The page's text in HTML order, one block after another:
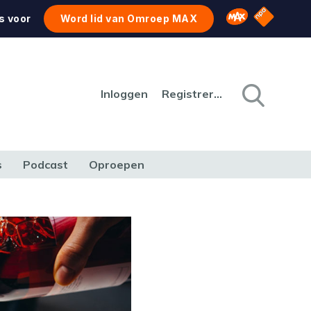
voor Word lid van Omroep MAX Omroep MAX
NPO
Inloggen Registreren
Podcast Oproepen